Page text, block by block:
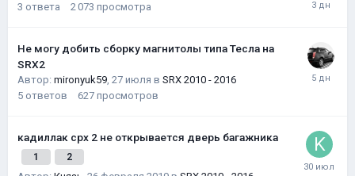
3 ответа 2 073 просмотра
Не могу добить сборку магнитолы типа Тесла на
SRX2
Автор: mironyuk59, 27 июля в SRX 2010 - 2016
5 ответов 627 просмотров
кадиллак срх 2 не открывается дверь багажника
1 2